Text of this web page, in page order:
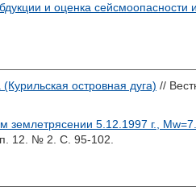
и оценка сейсмоопасности
островная дуга) //
землетрясении 5.12.1997 г.,
12. № 2. С. 95-102.